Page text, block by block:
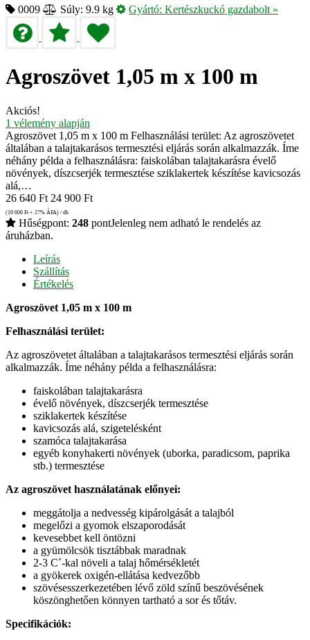
0009 Súly: 9.9 kg Gyártó: Kertészkuckó gazdabolt »
Agroszövet 1,05 m x 100 m
Akciós!
1 vélemény alapján
Agroszövet 1,05 m x 100 m Felhasználási terület: Az agroszövetet
általában a talajtakarásos termesztési eljárás során alkalmazzák. Íme
néhány példa a felhasználásra: faiskolában talajtakarásra évelő
növények, díszcserjék termesztése sziklakertek készítése kavicsozás
alá,…
26 640 Ft 24 900 Ft
(19 606 Ft + 27% ÁFA) / db
Hűségpont: 248 pontJelenleg nem adható le rendelés az
áruházban.
Leírás
Szállítás
Értékelés
Agroszövet 1,05 m x 100 m
Felhasználási terület:
Az agroszövetet általában a talajtakarásos termesztési eljárás során
alkalmazzák. Íme néhány példa a felhasználásra:
faiskolában talajtakarásra
évelő növények, díszcserjék termesztése
sziklakertek készítése
kavicsozás alá, szigetelésként
szamóca talajtakarása
egyéb konyhakerti növények (uborka, paradicsom, paprika
stb.) termesztése
Az agroszövet használatának előnyei:
meggátolja a nedvesség kipárolgását a talajból
megelőzi a gyomok elszaporodását
kevesebbet kell öntözni
a gyümölcsök tisztábbak maradnak
2-3 C˚-kal növeli a talaj hőmérsékletét
a gyökerek oxigén-ellátása kedvezőbb
szövésesszerkezetében lévő zöld színű beszövésének
köszönghetően könnyen tartható a sor és tőtáv.
Specifikációk: